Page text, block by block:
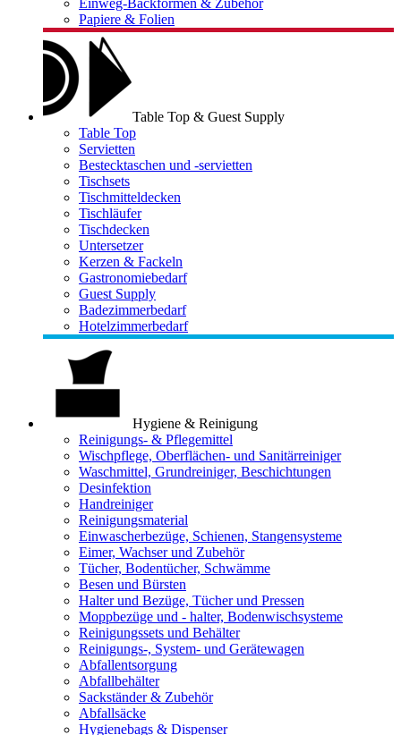
Einweg-Backformen & Zubehör
Papiere & Folien
Table Top & Guest Supply
Table Top
Servietten
Bestecktaschen und -servietten
Tischsets
Tischmitteldecken
Tischläufer
Tischdecken
Untersetzer
Kerzen & Fackeln
Gastronomiebedarf
Guest Supply
Badezimmerbedarf
Hotelzimmerbedarf
Hygiene & Reinigung
Reinigungs- & Pflegemittel
Wischpflege, Oberflächen- und Sanitärreiniger
Waschmittel, Grundreiniger, Beschichtungen
Desinfektion
Handreiniger
Reinigungsmaterial
Einwascherbezüge, Schienen, Stangensysteme
Eimer, Wachser und Zubehör
Tücher, Bodentücher, Schwämme
Besen und Bürsten
Halter und Bezüge, Tücher und Pressen
Moppbezüge und - halter, Bodenwischsysteme
Reinigungssets und Behälter
Reinigungs-, System- und Gerätewagen
Abfallentsorgung
Abfallbehälter
Sackständer & Zubehör
Abfallsäcke
Hygienebags & Dispenser